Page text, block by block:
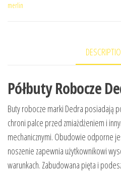
merlin
Półbuty Robocze
Buty robocze marki Dedra posiadają
chroni palce przed zmiażdżeniem i
mechanicznymi. Obudowie odporne
noszenie zapewnia użytkownikowi
warunkach. Zabudowana pięta i